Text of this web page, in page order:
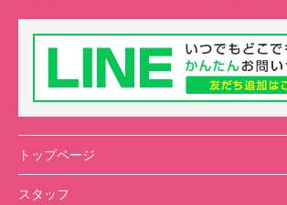
トップページ
スタッフ